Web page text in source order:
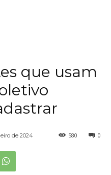
que usam
de 2024 0
580